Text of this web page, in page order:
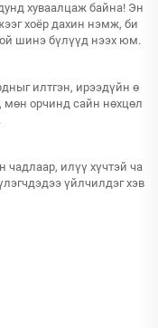
хуваалцаж байна! Эн
хоёр дахин нэмж, би
шинэ бүлүүд нээх юм.
илтгэн, ирээдүйн ө
мөн орчинд сайн нөхцөл
чадлаар, илүү хүчтэй ча
үйлчилдэг хэв